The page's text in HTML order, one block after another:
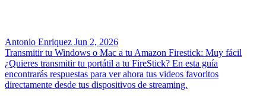
Antonio Enriquez Jun 2, 2026
Transmitir tu Windows o Mac a tu Amazon Firestick: Muy fácil
¿Quieres transmitir tu portátil a tu FireStick? En esta guía
encontrarás respuestas para ver ahora tus videos favoritos
directamente desde tus dispositivos de streaming.